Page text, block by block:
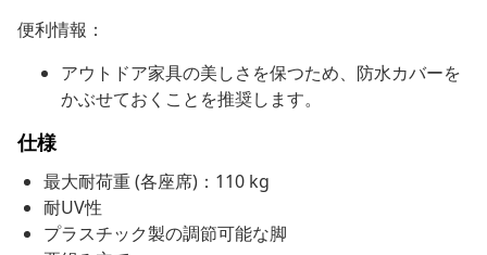
便利情報：
アウトドア家具の美しさを保つため、防水カバーを
かぶせておくことを推奨します。
仕様
最大耐荷重 (各座席)：110 kg
耐UV性
プラスチック製の調節可能な脚